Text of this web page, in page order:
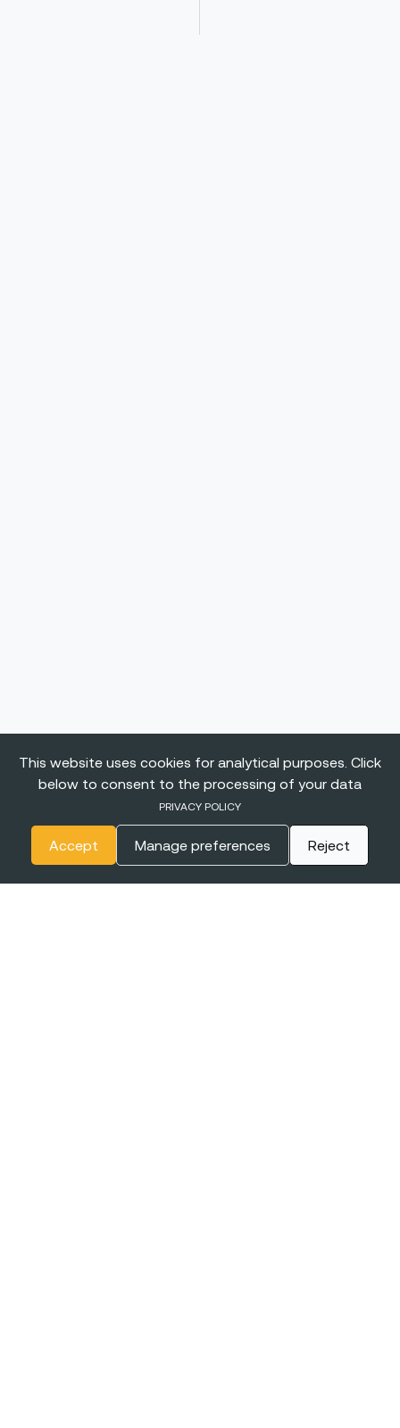
This website uses cookies for analytical purposes. Click
below to consent to the processing of your data
PRIVACY POLICY
Accept Manage preferences Reject